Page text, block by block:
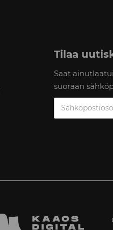
Tilaa
Saat
suoraan